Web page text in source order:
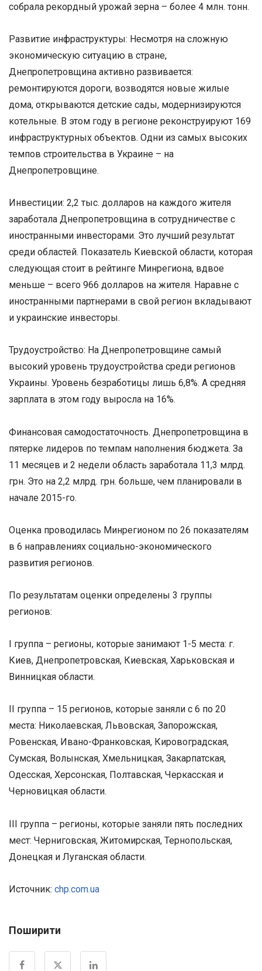
собрала рекордный урожай зерна – более 4 млн. тонн.
Развитие инфраструктуры: Несмотря на сложную
экономическую ситуацию в стране,
Днепропетровщина активно развивается:
ремонтируются дороги, возводятся новые жилые
дома, открываются детские сады, модернизируются
котельные. В этом году в регионе реконструируют 169
инфраструктурных объектов. Одни из самых высоких
темпов строительства в Украине – на
Днепропетровщине.
Инвестиции: 2,2 тыс. долларов на каждого жителя
заработала Днепропетровщина в сотрудничестве с
иностранными инвесторами. Это лучший результат
среди областей. Показатель Киевской области, которая
следующая стоит в рейтинге Минрегиона, вдвое
меньше – всего 966 долларов на жителя. Наравне с
иностранными партнерами в свой регион вкладывают
и украинские инвесторы.
Трудоустройство: На Днепропетровщине самый
высокий уровень трудоустройства среди регионов
Украины. Уровень безработицы лишь 6,8%. А средняя
зарплата в этом году выросла на 16%.
Финансовая самодостаточность. Днепропетровщина в
пятерке лидеров по темпам наполнения бюджета. За
11 месяцев и 2 недели область заработала 11,3 млрд.
грн. Это на 2,2 млрд. грн. больше, чем планировали в
начале 2015-го.
Оценка проводилась Минрегионом по 26 показателям
в 6 направлениях социально-экономического
развития регионов.
По результатам оценки определены 3 группы
регионов:
I группа – регионы, которые занимают 1-5 места: г.
Киев, Днепропетровская, Киевская, Харьковская и
Винницкая области.
II группа – 15 регионов, которые заняли с 6 по 20
места: Николаевская, Львовская, Запорожская,
Ровенская, Ивано-Франковская, Кировоградская,
Сумская, Волынская, Хмельницкая, Закарпатская,
Одесская, Херсонская, Полтавская, Черкасская и
Черновицкая области.
III группа – регионы, которые заняли пять последних
мест: Черниговская, Житомирская, Тернопольская,
Донецкая и Луганская области.
Источник: chp.com.ua
Поширити